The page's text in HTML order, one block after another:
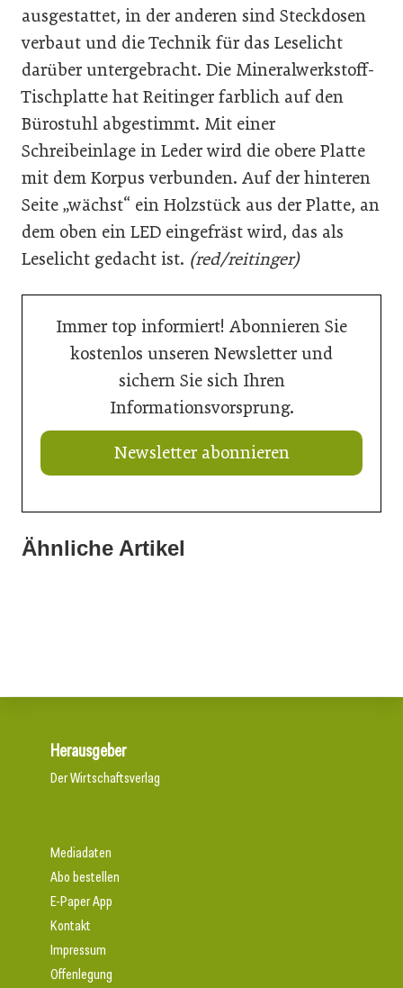
ausgestattet, in der anderen sind Steckdosen
verbaut und die Technik für das Leselicht
darüber untergebracht. Die Mineralwerkstoff-
Tischplatte hat Reitinger farblich auf den
Bürostuhl abgestimmt. Mit einer
Schreibeinlage in Leder wird die obere Platte
mit dem Korpus verbunden. Auf der hinteren
Seite „wächst“ ein Holzstück aus der Platte, an
dem oben ein LED eingefräst wird, das als
Leselicht gedacht ist. (red/reitinger)
Immer top informiert! Abonnieren Sie
kostenlos unseren Newsletter und
sichern Sie sich Ihren
Informationsvorsprung.
Newsletter abonnieren
Ähnliche Artikel
21. Juli 2026
Herausgeber
Der Wirtschaftsverlag
Mediadaten
Abo bestellen
E-Paper App
Kontakt
Impressum
Offenlegung